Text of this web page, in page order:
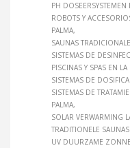
PH DOSEERSYSTEMEN
ROBOTS Y
PALMA
SAUNAS
SISTEMAS DE
PISCINAS Y SPAS EN LA
SISTEMAS DE
SISTEMAS DE
PALMA
SOLAR VERWARMING
TRADITIONELE
UV DUURZAME